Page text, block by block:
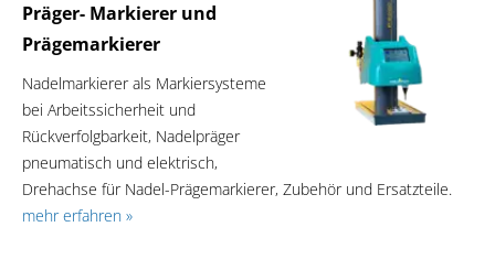
Präger- Markierer und
Prägemarkierer
Nadelmarkierer als Markiersysteme
bei Arbeitssicherheit und
Rückverfolgbarkeit, Nadelpräger
pneumatisch und elektrisch,
Drehachse für Nadel-Prägemarkierer, Zubehör und Ersatzteile.
mehr erfahren »